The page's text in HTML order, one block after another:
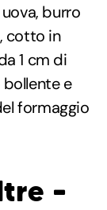
burro
cotto in
1 cm di
e
formaggio
–